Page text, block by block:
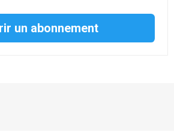
un abonnement